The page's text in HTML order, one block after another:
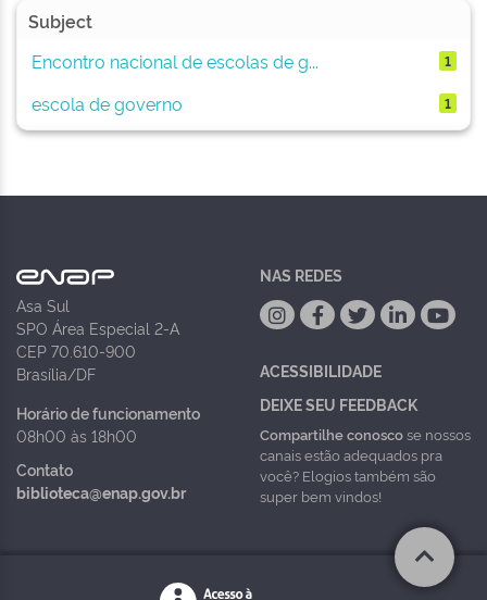
Subject
Encontro nacional de escolas de g...
1
escola de governo 1
Asa Sul
SPO Área Especial 2-A
CEP 70.610-900
Brasília/DF
Horário de funcionamento
08h00 às 18h00
Contato
biblioteca@enap.gov.br
NAS REDES
ACESSIBILIDADE
DEIXE SEU FEEDBACK
Compartilhe conoscose nossos
canais estão adequados pra
você? Elogios também são
super bem vindos!